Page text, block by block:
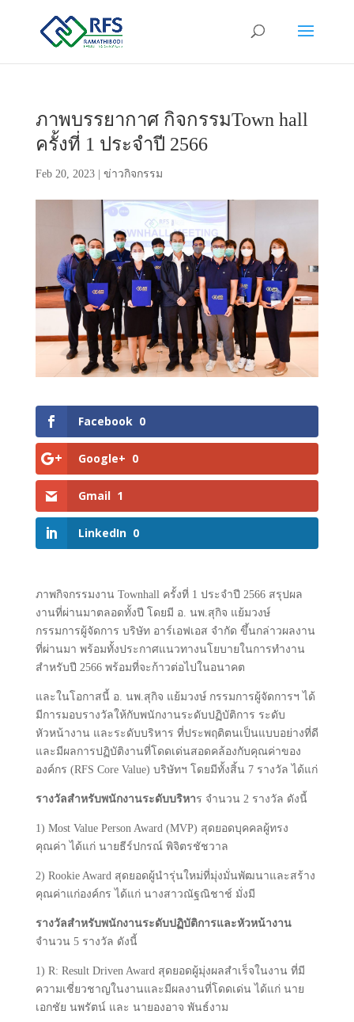
ภาพบรรยากาศ กิจกรรมTown hall
ครั้งที่ 1 ประจำปี 2566
Feb 20, 2023| ข่าวกิจกรรม
Facebook 0
Google+ 0
Gmail 1
LinkedIn 0
ภาพกิจกรรมงาน Townhall ครั้งที่ 1 ประจำปี 2566 สรุปผล
งานที่ผ่านมาตลอดทั้งปี โดยมี อ. นพ.สุกิจ แย้มวงษ์
กรรมการผู้จัดการ บริษัท อาร์เอฟเอส จำกัด ขึ้นกล่าวผลงาน
ที่ผ่านมา พร้อมทั้งประกาศแนวทางนโยบายในการทำงาน
สำหรับปี 2566 พร้อมที่จะก้าวต่อไปในอนาคต
และในโอกาสนี้ อ. นพ.สุกิจ แย้มวงษ์ กรรมการผู้จัดการฯ ได้
มีการมอบรางวัลให้กับพนักงานระดับปฏิบัติการ ระดับ
หัวหน้างาน และระดับบริหาร ที่ประพฤติตนเป็นแบบอย่างที่ดี
และมีผลการปฏิบัติงานที่โดดเด่นสอดคล้องกับคุณค่าของ
องค์กร (RFS Core Value) บริษัทฯ โดยมีทั้งสิ้น 7 รางวัล ได้แก่
รางวัลสำหรับพนักงานระดับบริหาร จำนวน 2 รางวัล ดังนี้
1) Most Value Person Award (MVP) สุดยอดบุคคลผู้ทรง
คุณค่า ได้แก่ นายธีร์ปกรณ์ พิจิตรชัชวาล
2) Rookie Award สุดยอดผู้นำรุ่นใหม่ที่มุ่งมั่นพัฒนาและสร้าง
คุณค่าแก่องค์กร ได้แก่ นางสาวณัฐณิชาช์ มั่งมี
รางวัลสำหรับพนักงานระดับปฏิบัติการและหัวหน้างาน
จำนวน 5 รางวัล ดังนี้
1) R: Result Driven Award สุดยอดผู้มุ่งผลสำเร็จในงาน ที่มี
ความเชี่ยวชาญในงานและมีผลงานที่โดดเด่น ได้แก่ นาย
เอกชัย นพรัตน์ และ นายองอาจ พันธ์งาม